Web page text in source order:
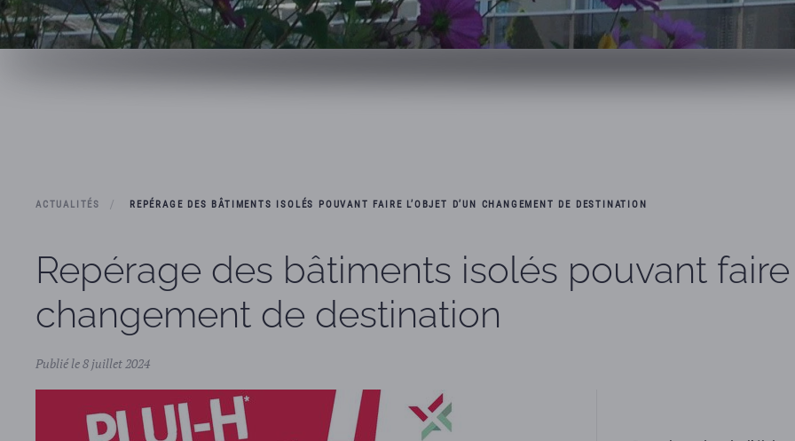
ACTUALITÉS REPÉRAGE DES BÂTIMENTS ISOLÉS POUVANT FAIRE L’OBJET D’UN CHANGEMENT DE DESTINATION
Repérage des bâtiments isolés pouvant faire
changement de destination
Publié le 8 juillet 2024